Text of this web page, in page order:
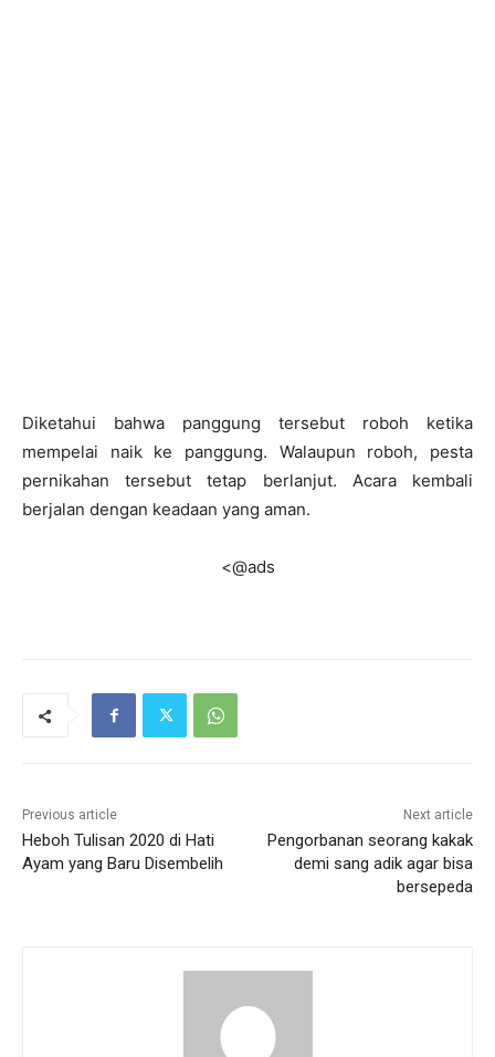
Diketahui bahwa panggung tersebut roboh ketika
mempelai naik ke panggung. Walaupun roboh, pesta
pernikahan tersebut tetap berlanjut. Acara kembali
berjalan dengan keadaan yang aman.
<@ads
Previous article
Heboh Tulisan 2020 di Hati
Ayam yang Baru Disembelih
Next article
Pengorbanan seorang kakak
demi sang adik agar bisa
bersepeda